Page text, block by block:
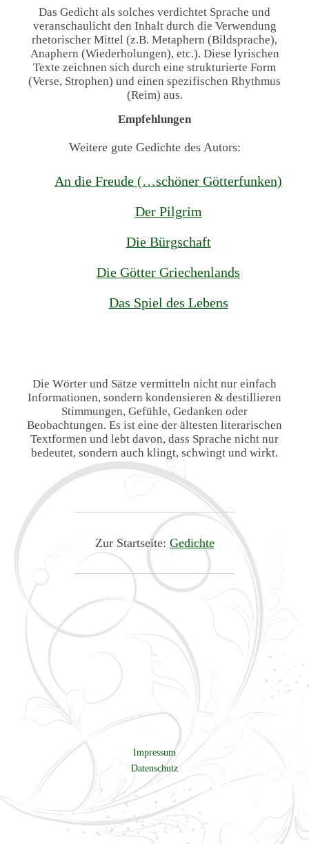
Das Gedicht als solches verdichtet Sprache und
veranschaulicht den Inhalt durch die Verwendung
rhetorischer Mittel (z.B. Metaphern (Bildsprache),
Anaphern (Wiederholungen), etc.). Diese lyrischen
Texte zeichnen sich durch eine strukturierte Form
(Verse, Strophen) und einen spezifischen Rhythmus
(Reim) aus.
Empfehlungen
Weitere gute Gedichte des Autors:
An die Freude (…schöner Götterfunken)
Der Pilgrim
Die Bürgschaft
Die Götter Griechenlands
Das Spiel des Lebens
Die Wörter und Sätze vermitteln nicht nur einfach
Informationen, sondern kondensieren & destillieren
Stimmungen, Gefühle, Gedanken oder
Beobachtungen. Es ist eine der ältesten literarischen
Textformen und lebt davon, dass Sprache nicht nur
bedeutet, sondern auch klingt, schwingt und wirkt.
Zur Startseite: Gedichte
Impressum
Datenschutz